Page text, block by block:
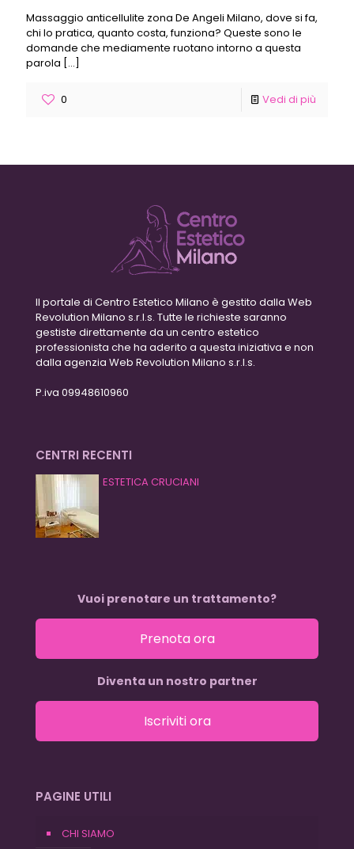
Massaggio anticellulite zona De Angeli Milano, dove si fa,
chi lo pratica, quanto costa, funziona? Queste sono le
domande che mediamente ruotano intorno a questa
parola […]
0 Vedi di più
Il portale di Centro Estetico Milano è gestito dalla Web
Revolution Milano s.r.l.s. Tutte le richieste saranno
gestiste direttamente da un centro estetico
professionista che ha aderito a questa iniziativa e non
dalla agenzia Web Revolution Milano s.r.l.s.
P.iva 09948610960
CENTRI RECENTI
ESTETICA CRUCIANI
Vuoi prenotare un trattamento?
Prenota ora
Diventa un nostro partner
Iscriviti ora
PAGINE UTILI
CHI SIAMO